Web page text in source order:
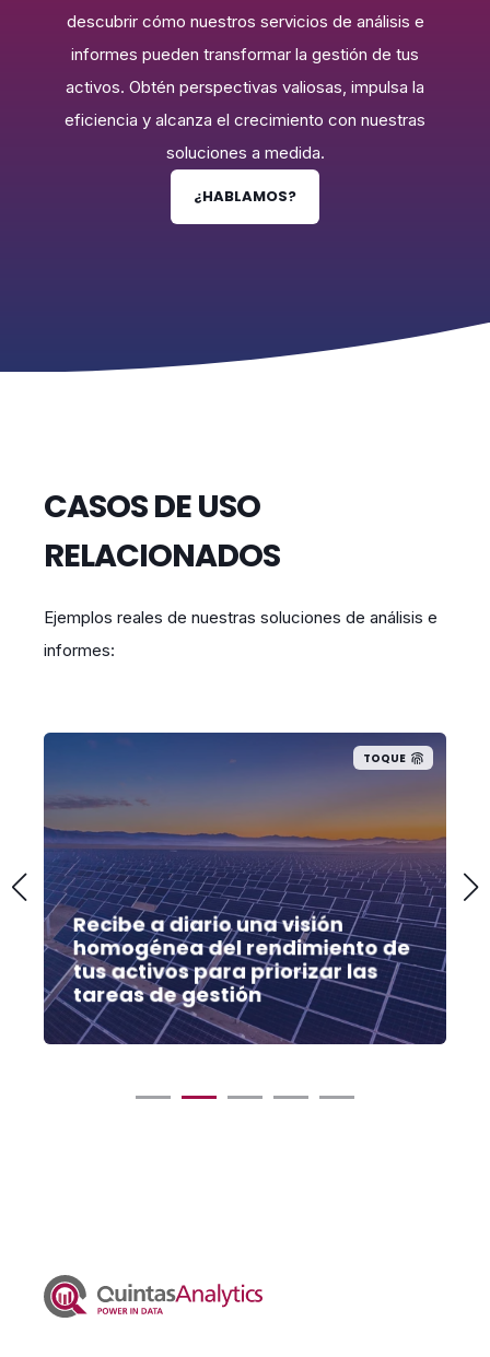
descubrir cómo nuestros servicios de análisis e
informes pueden transformar la gestión de tus
activos. Obtén perspectivas valiosas, impulsa la
eficiencia y alcanza el crecimiento con nuestras
soluciones a medida.
¿HABLAMOS?
CASOS DE USO
RELACIONADOS
Ejemplos reales de nuestras soluciones de análisis e
informes:
TOQUE
Recibe a diario una visión
homogénea del rendimiento de
tus activos para priorizar las
tareas de gestión